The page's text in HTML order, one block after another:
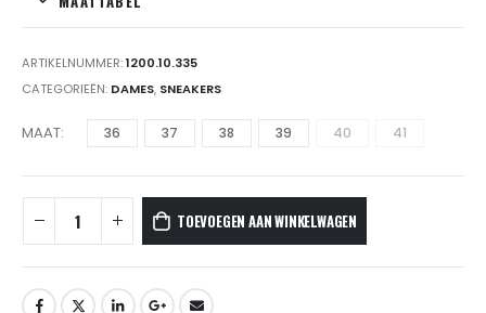
ARTIKELNUMMER:1200.10.335
CATEGORIEËN: DAMES, SNEAKERS
MAAT 36 37 38 39 40 41
TOEVOEGEN AAN WINKELWAGEN